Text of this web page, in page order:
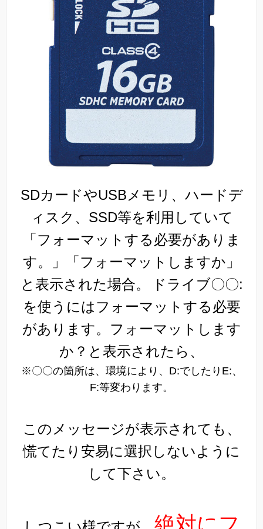
SDカードやUSBメモリ、ハードデ
ィスク、SSD等を利用していて
「フォーマットする必要がありま
す。」「フォーマットしますか」
と表示された場合。
ドライブ〇〇:
を使うにはフォーマットする必要
があります。フォーマットします
か？と表示されたら、
※〇〇の箇所は、環境により、D:でしたりE:、
F:等変わります。
このメッセージが表示されても、
慌てたり安易に選択しないように
して下さい。
絶対にフ